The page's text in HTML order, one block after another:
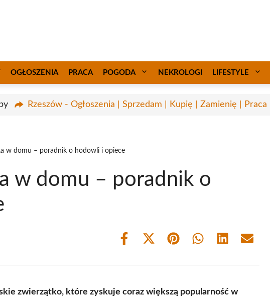
OGŁOSZENIA PRACA POGODA NEKROLOGI LIFESTYLE
Rzeszów - Ogłoszenia | Sprzedam | Kupię | Zamienię | Praca
w domu – poradnik o hodowli i opiece
w domu – poradnik o
Share
Share
(Twitter)
Share Share Share Share
zwierzątko, które zyskuje coraz większą popularność w